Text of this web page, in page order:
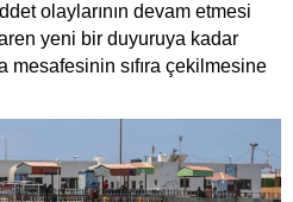
olaylarının devam etmesi
yeni bir duyuruya kadar
sıfıra çekilmesine